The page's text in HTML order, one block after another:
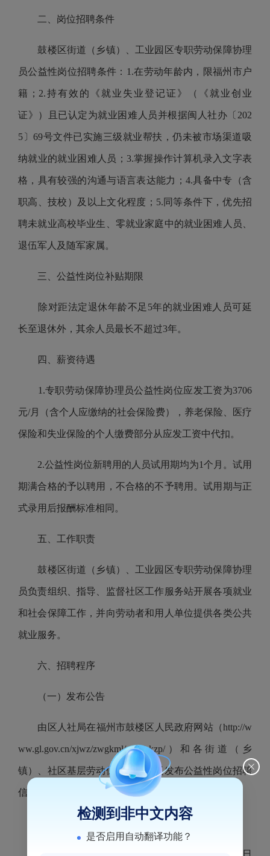
二、岗位招聘条件
鼓楼区街道（乡镇）、工业园区专职劳动保障协理
员公益性岗位招聘条件： 1.在劳动年龄内，限福州市户
籍； 2.持有效的《就业失业登记证》（《就业创业
证》）且已认定为就业困难人员并根据闽人社办〔 202
5 〕69号文件已实施三级就业帮扶，仍未被市场渠道吸
纳就业的就业困难人员； 3.掌握操作计算机录入文字表
格，具有较强的沟通与语言表达能力； 4.具备中专（含
职高、技校）及以上文化程度； 5. 同等条件下，优先招
聘未就业高校毕业生、零就业家庭中的就业困难人员、
退伍军人及随军家属。
三、公益性岗位补贴期限
除对距法定退休年龄不足 5年的就业困难人员可延
长至退休外，其余人员最长不超过3年。
四、薪资待遇
1.专职劳动保障协理员公益性岗位应发工资为3706
元/月（含个人应缴纳的社会保险费），养老保险、医疗
保险和失业保险的个人缴费部分从应发工资中代扣。
2.公益性岗位新聘用的人员试用期均为1个月。试用
期满合格的予以聘用，不合格的不予聘用。试用期与正
式录用后报酬标准相同。
五、工作职责
鼓楼区街道（乡镇）、工业园区专职劳动保障协理
员负责组织、指导、监督社区工作服务站开展各项就业
和社会保障工作，并向劳动者和用人单位提供各类公共
就业服务。
六、招聘程序
（一）发布公告
由区人社局在福州市鼓楼区人民政府网站（http://w
ww.gl.gov.cn/xjwz/zwgkml/rsxx/zkzp/）和各街道（乡
镇）、社区基层劳动保障平台广泛发布公益性岗位招聘
信息，发布时间为 2026 年4月1日—
（二）现场报名和资格审查
日（正常工作日
检测到非中文内容
是否启用自动翻译功能？